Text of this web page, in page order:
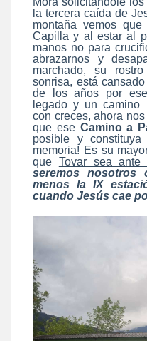
la tercera caída de
montaña vemos
Capilla y al estar al
manos no para
abrazarnos y
marchado, su
sonrisa, está
de los años por
legado y un camino
con creces, ahora
que ese Camino a
posible y
memoria! Es su
que Tovar sea
seremos nosotros
menos la IX
cuando Jesús cae